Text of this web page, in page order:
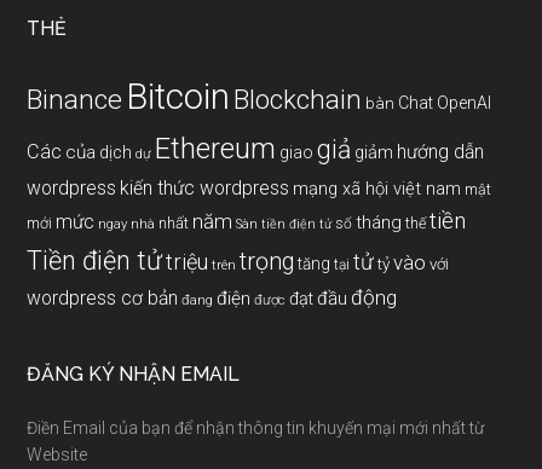
THẺ
Binance Bitcoin Blockchain bàn Chat OpenAI
Các của dịch dự Ethereum giao giả giảm hướng dẫn
wordpress kiến thức wordpress mạng xã hội việt nam mật
mới mức ngay nhà nhất năm Sàn tiền điện tử số tháng thế tiền
Tiền điện tửtriệu trên trọng tăng tại tử tỷ vào với
wordpress cơ bản đang điện được đạtđầu động
ĐĂNG KÝ NHẬN EMAIL
Điền Email của bạn để nhận thông tin khuyến mại mới nhất từ
Website